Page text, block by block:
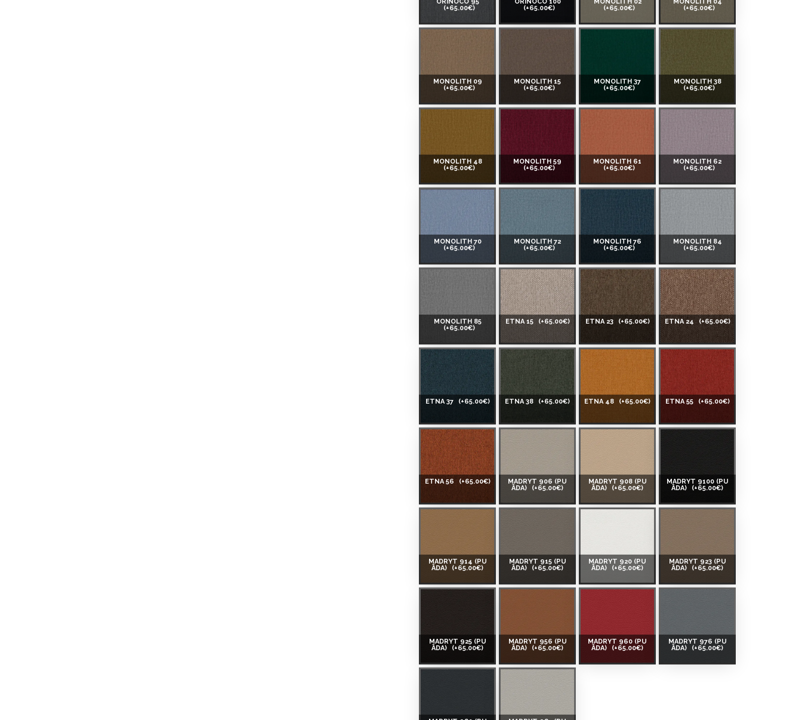
ORINOCO 95
(+65.00€)
ORINOCO 100
(+65.00€)
MONOLITH 02
(+65.00€)
MONOLITH 04
(+65.00€)
MONOLITH 09
(+65.00€)
MONOLITH 15
(+65.00€)
MONOLITH 37
(+65.00€)
MONOLITH 38
(+65.00€)
MONOLITH 48
(+65.00€)
MONOLITH 59
(+65.00€)
MONOLITH 61
(+65.00€)
MONOLITH 62
(+65.00€)
MONOLITH 70
(+65.00€)
MONOLITH 72
(+65.00€)
MONOLITH 76
(+65.00€)
MONOLITH 84
(+65.00€)
MONOLITH 85
(+65.00€)
ETNA 15 (+65.00€) ETNA 23 (+65.00€) ETNA 24 (+65.00€)
ETNA 37 (+65.00€) ETNA 38 (+65.00€) ETNA 48 (+65.00€) ETNA 55 (+65.00€)
ETNA 56 (+65.00€)
MADRYT 906 (PU
ĀDA)
(+65.00€)
MADRYT 908 (PU
ĀDA)
(+65.00€)
MADRYT 9100 (PU
ĀDA)
(+65.00€)
MADRYT 914 (PU
ĀDA)
(+65.00€)
MADRYT 915 (PU
ĀDA)
(+65.00€)
MADRYT 920 (PU
ĀDA)
(+65.00€)
MADRYT 923 (PU
ĀDA)
(+65.00€)
MADRYT 925 (PU
ĀDA)
(+65.00€)
MADRYT 956 (PU
ĀDA)
(+65.00€)
MADRYT 960 (PU
ĀDA)
(+65.00€)
MADRYT 976 (PU
ĀDA)
(+65.00€)